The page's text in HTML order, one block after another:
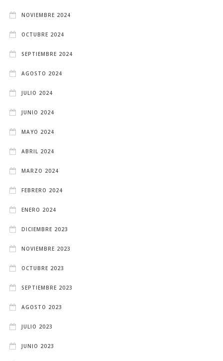
NOVIEMBRE 2024
OCTUBRE 2024
SEPTIEMBRE 2024
AGOSTO 2024
JULIO 2024
JUNIO 2024
MAYO 2024
ABRIL 2024
MARZO 2024
FEBRERO 2024
ENERO 2024
DICIEMBRE 2023
NOVIEMBRE 2023
OCTUBRE 2023
SEPTIEMBRE 2023
AGOSTO 2023
JULIO 2023
JUNIO 2023